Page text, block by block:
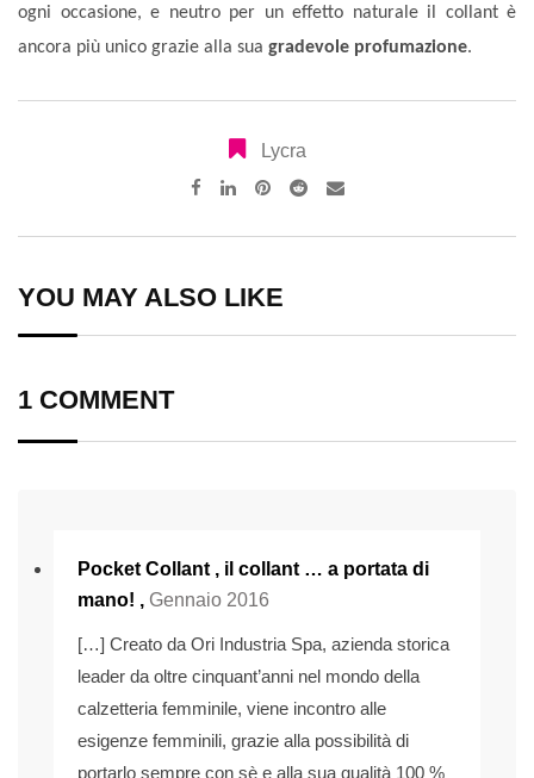
ogni occasione, e neutro per un effetto naturale il collant è
ancora più unico grazie alla sua gradevole profumazione.
Lycra
Pinterest
RedditShare
YOU MAY ALSO LIKE
1 COMMENT
Pocket Collant , il collant … a portata di
mano! , Gennaio 2016
[…] Creato da Ori Industria Spa, azienda storica
leader da oltre cinquant’anni nel mondo della
calzetteria femminile, viene incontro alle
esigenze femminili, grazie alla possibilità di
portarlo sempre con sè e alla sua qualità 100 %